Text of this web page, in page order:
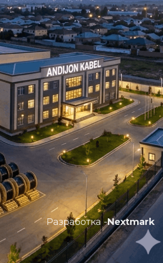
Разработка -Nextmark